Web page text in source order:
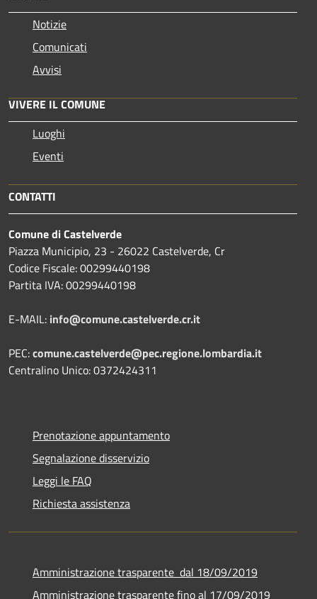
Notizie
Comunicati
Avvisi
VIVERE IL COMUNE
Luoghi
Eventi
CONTATTI
Comune di Castelverde
Piazza Municipio, 23 - 26022 Castelverde, Cr
Codice Fiscale: 00299440198
Partita IVA: 00299440198
E-MAIL: info@comune.castelverde.cr.it
PEC:comune.castelverde@pec.regione.lombardia.it
Centralino Unico: 0372424311
Prenotazione appuntamento
Segnalazione disservizio
Leggi le FAQ
Richiesta assistenza
Amministrazione trasparente dal 18/09/2019
Amministrazione trasparente fino al 17/09/2019